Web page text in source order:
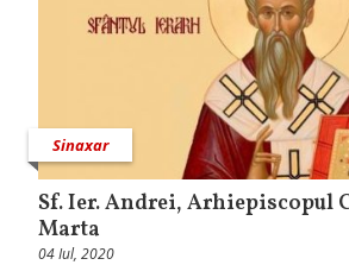
Sinaxar
Sf. Ier. Andrei, Arhiepiscopul
Marta
04 Iul, 2020